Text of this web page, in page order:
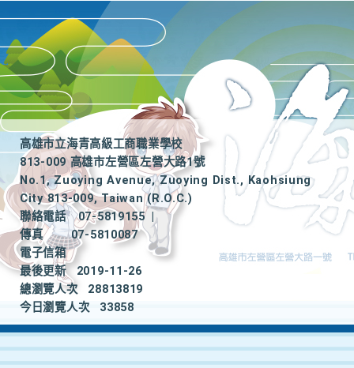
高雄市立海青高級工商職業學校
813-009 高雄市左營區左營大路1號
No.1, Zuoying Avenue, Zuoying Dist., Kaohsiung
City 813-009, Taiwan (R.O.C.)
聯絡電話
07-5819155
|
傳真
07-5810087
電子信箱
最後更新
2019-11-26
總瀏覽人次
28813819
今日瀏覽人次
33858